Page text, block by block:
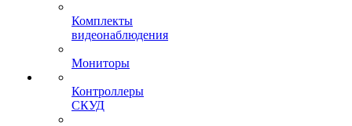
Комплекты
видеонаблюдения
Мониторы
Контроллеры
СКУД